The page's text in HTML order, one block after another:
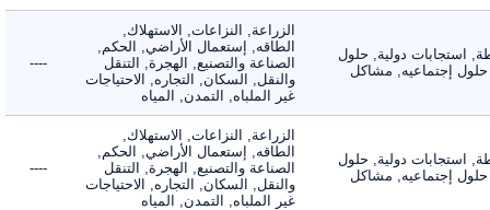
استجابات دولية, حلول
إجتماعيه, مشاكل
الزراعة, النزاعات, الاستهلاك,
الطاقه, إستعمال الأراضي, الحكم,
الصناعة والتصنيع, الهجرة, التنقل
والنقل, السكان, التجاره, الاحتياجات
غير الملباه, التمدن, المياه
----
استجابات دولية, حلول
إجتماعيه, مشاكل
الزراعة, النزاعات, الاستهلاك,
الطاقه, إستعمال الأراضي, الحكم,
الصناعة والتصنيع, الهجرة, التنقل
والنقل, السكان, التجاره, الاحتياجات
غير الملباه, التمدن, المياه
----